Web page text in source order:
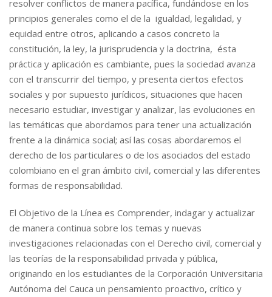
resolver conflictos de manera pacífica, fundándose en los
principios generales como el de la igualdad, legalidad, y
equidad entre otros, aplicando a casos concreto la
constitución, la ley, la jurisprudencia y la doctrina, ésta
práctica y aplicación es cambiante, pues la sociedad avanza
con el transcurrir del tiempo, y presenta ciertos efectos
sociales y por supuesto jurídicos, situaciones que hacen
necesario estudiar, investigar y analizar, las evoluciones en
las temáticas que abordamos para tener una actualización
frente a la dinámica social; así las cosas abordaremos el
derecho de los particulares o de los asociados del estado
colombiano en el gran ámbito civil, comercial y las diferentes
formas de responsabilidad.
El Objetivo de la Línea es Comprender, indagar y actualizar
de manera continua sobre los temas y nuevas
investigaciones relacionadas con el Derecho civil, comercial y
las teorías de la responsabilidad privada y pública,
originando en los estudiantes de la Corporación Universitaria
Autónoma del Cauca un pensamiento proactivo, crítico y